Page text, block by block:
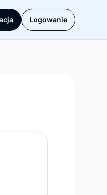
Logowanie